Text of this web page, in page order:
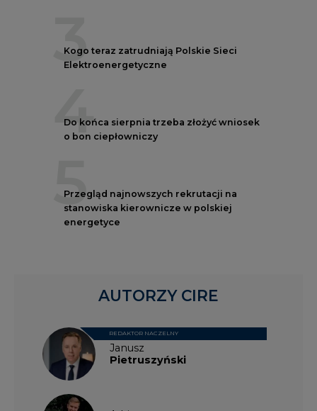
3
Kogo teraz zatrudniają Polskie Sieci
Elektroenergetyczne
4
Do końca sierpnia trzeba złożyć wniosek
o bon ciepłowniczy
5
Przegląd najnowszych rekrutacji na
stanowiska kierownicze w polskiej
energetyce
Janusz
Pietruszyński
REDAKTOR NACZELNY
AUTORZY CIRE